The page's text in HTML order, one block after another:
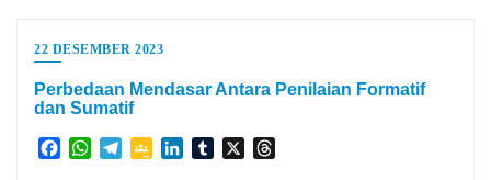
22 DESEMBER 2023
Perbedaan Mendasar Antara Penilaian Formatif
dan Sumatif
FacebookWhatsApp
TelegramGoogleLinkedInTumblr
X